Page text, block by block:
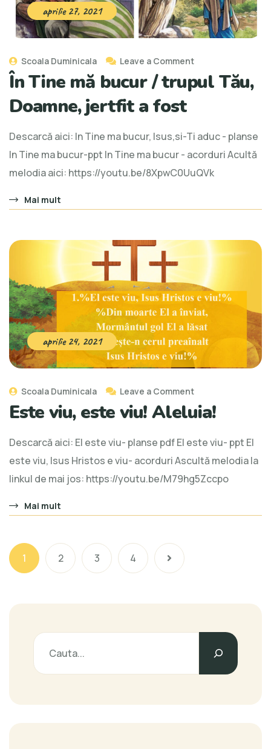
aprilie 27, 2021
Scoala Duminicala Leave a Comment
În Tine mă bucur / trupul Tău,
Doamne, jertfit a fost
Descarcă aici: In Tine ma bucur, Isus,si-Ti aduc - planse
In Tine ma bucur-ppt In Tine ma bucur - acorduri Acultă
melodia aici: https://youtu.be/8XpwC0UuQVk
Mai mult
aprilie 24, 2021
Scoala Duminicala Leave a Comment
Este viu, este viu! Aleluia!
Descarcă aici: El este viu- planse pdf El este viu- ppt El
este viu, Isus Hristos e viu- acorduri Ascultă melodia la
linkul de mai jos: https://youtu.be/M79hg5Zccpo
Mai mult
1 2 3 4